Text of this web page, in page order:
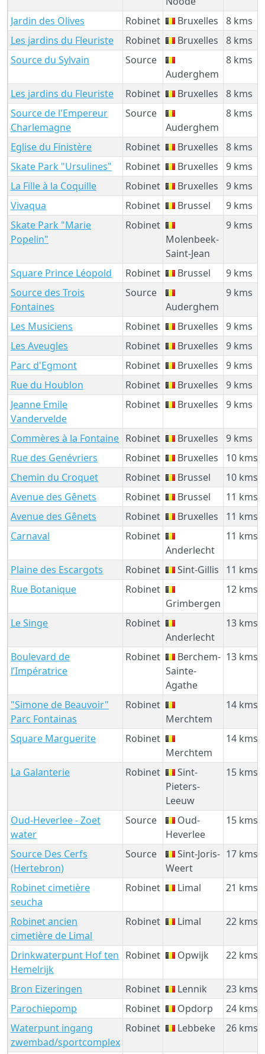
Jardin des Olives
Robinet Bruxelles
8 kms
Les jardins du Fleuriste
Robinet Bruxelles
8 kms
Source du Sylvain
Source
Auderghem
8 kms
Les jardins du Fleuriste Robinet Bruxelles
8 kms
Source de l'Empereur
Charlemagne
Source
Auderghem
8 kms
Eglise du Finistère Robinet Bruxelles
8 kms
Skate Park "Ursulines"
Robinet Bruxelles
9 kms
La Fille à la Coquille
Robinet Bruxelles
9 kms
Vivaqua
Robinet Brussel
9 kms
Skate Park "Marie
Popelin"
Robinet
Molenbeek-
Saint-Jean
9 kms
Square Prince Léopold Robinet Brussel
9 kms
Source des Trois
Fontaines
Source
Auderghem
9 kms
Les Musiciens Robinet Bruxelles
9 kms
Les Aveugles
Robinet Bruxelles
9 kms
Parc d'Egmont
Robinet Bruxelles
9 kms
Rue du Houblon
Robinet Bruxelles
9 kms
Jeanne Emile
Vandervelde
Robinet Bruxelles 9 kms
Commères à la Fontaine Robinet Bruxelles
9 kms
Rue des Genévriers
Robinet Bruxelles
10 kms
Chemin du Croquet
Robinet Brussel
10 kms
Avenue des Gênets
Robinet Brussel
11 kms
Avenue des Gênets
Robinet Bruxelles
11 kms
Carnaval
Robinet
Anderlecht
11 kms
Plaine des Escargots Robinet Sint-Gillis
11 kms
Rue Botanique
Robinet
Grimbergen
12 kms
Le Singe
Robinet
Anderlecht
13 kms
Boulevard de
l’Impératrice
Robinet
Berchem-
Sainte-
Agathe
13 kms
"Simone de Beauvoir"
Parc Fontainas
Robinet
Merchtem
14 kms
Square Marguerite
Robinet
Merchtem
14 kms
La Galanterie Robinet
Sint-
Pieters-
Leeuw
15 kms
Oud-Heverlee - Zoet
water
Source
Oud-
Heverlee
15 kms
Source Des Cerfs
(Hertebron)
Source
Sint-Joris-
Weert
17 kms
Robinet cimetière
seucha
Robinet Limal 21 kms
Robinet ancien
cimetière de Limal
Robinet Limal 22 kms
Drinkwaterpunt Hof ten
Hemelrijk
Robinet Opwijk 22 kms
Bron Eizeringen Robinet Lennik
23 kms
Parochiepomp
Robinet Opdorp
24 kms
Waterpunt ingang
zwembad/sportcomplex
Robinet Lebbeke 26 kms